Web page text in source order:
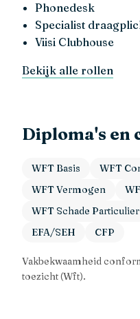
Phonedesk
Specialist
Viisi Clubhouse
Bekijk alle rollen
Diploma's
WFT Basis
WFT
WFT Vermogen
WFT Schade Particulier
EFA/SEH
CFP
Vakbekwaamheid
toezicht (Wft).